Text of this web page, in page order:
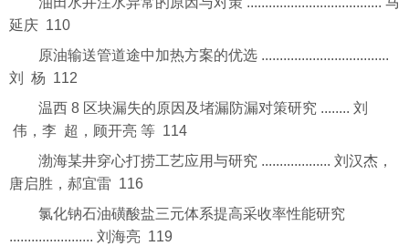
延庆 110
原油输送管道途中加热方案的优选 ...................................
刘 杨 112
温西 8 区块漏失的原因及堵漏防漏对策研究 ........ 刘
伟，李 超，顾开亮 等 114
渤海某井穿心打捞工艺应用与研究 ................... 刘汉杰，
唐启胜，郝宜雷 116
氯化钠石油磺酸盐三元体系提高采收率性能研究
....................... 刘海亮 119